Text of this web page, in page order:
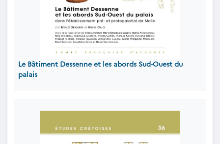
Le Bâtiment Dessenne et les abords Sud-Ouest du
palais